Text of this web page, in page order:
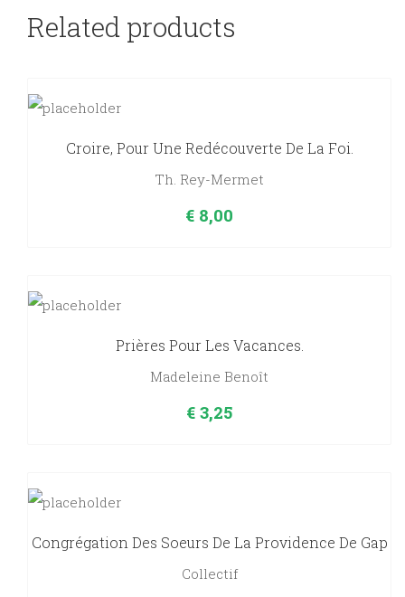
Related products
Croire, Pour Une Redécouverte De La Foi.
Th. Rey-Mermet
€ 8,00
Prières Pour Les Vacances.
Madeleine Benoît
€ 3,25
Congrégation Des Soeurs De La Providence De Gap
Collectif